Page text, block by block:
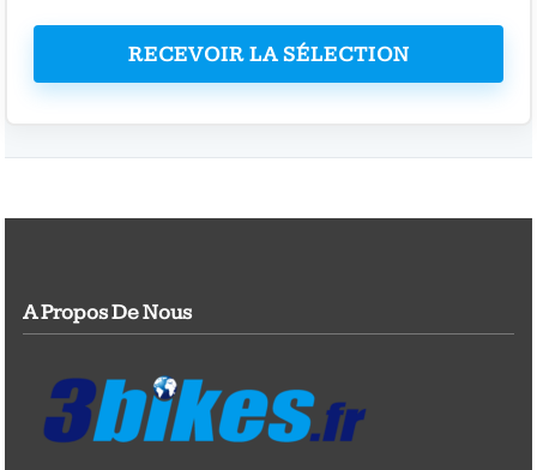
RECEVOIR LA SÉLECTION
A Propos De Nous